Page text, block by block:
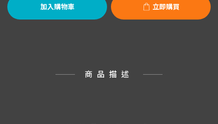
加入購物車 立即購買
商品描述